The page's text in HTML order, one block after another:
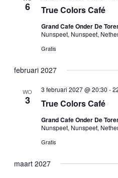
6 True Colors Café
Grand Cafe Onder De
Nunspeet, Nunspeet,
Gratis
februari 2027
WO
3 True Colors Café
3 februari 2027 @ 20:30 -
Grand Cafe Onder De
Nunspeet, Nunspeet,
Gratis
maart 2027